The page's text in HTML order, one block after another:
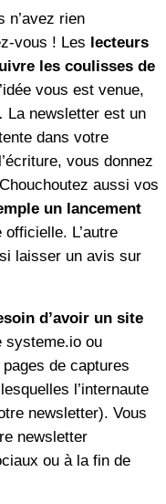
n’avez rien
vous ! Les lecteurs
les coulisses de
vous est venue,
newsletter est un
dans votre
vous donnez
aussi vos
un lancement
L’autre
laisser un avis sur
d’avoir un site
systeme.io ou
de captures
l’internaute
newsletter). Vous
newsletter
ou à la fin de